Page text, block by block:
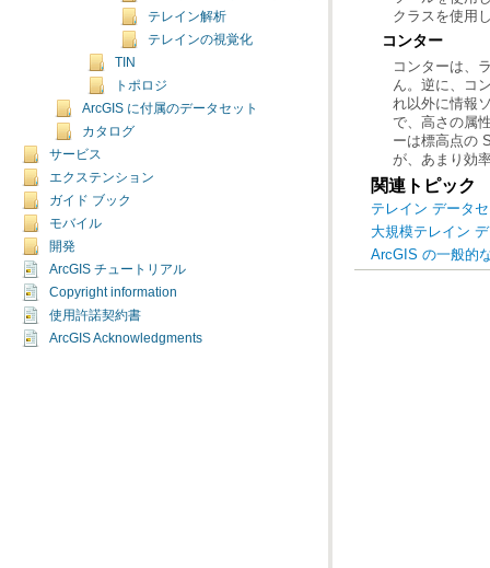
テレイン解析
テレインの視覚化
TIN
トポロジ
ArcGIS に付属のデータセット
カタログ
サービス
エクステンション
ガイド ブック
モバイル
開発
ArcGIS チュートリアル
Copyright information
使用許諾契約書
ArcGIS Acknowledgments
クラスを使用
コンター
が、あまり効
関連トピック
テレイン データ
大規模テレイン
ArcGIS の一般的